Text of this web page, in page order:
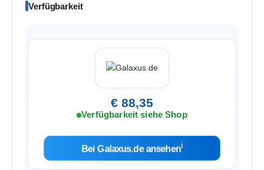
Verfügbarkeit
€ 88,35
Verfügbarkeit siehe Shop
Bei Galaxus.de ansehenℹ︎